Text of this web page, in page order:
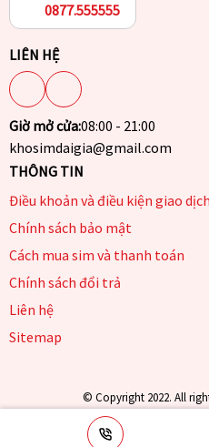
0877.555555
LIÊN HỆ
Giờ mở cửa:08:00 - 21:00
khosimdaigia@gmail.com
THÔNG TIN
Điều khoản và điều kiện giao dịch
Chính sách bảo mật
Cách mua sim và thanh toán
Chính sách đổi trả
Liên hệ
Sitemap
© Copyright 2022. All